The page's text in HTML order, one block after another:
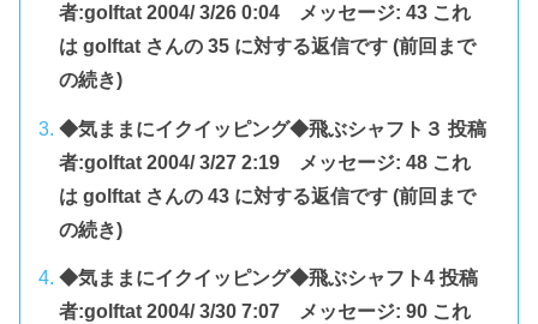
者:golftat 2004/ 3/26 0:04 メッセージ: 43 これ
は golftat さんの 35 に対する返信です (前回まで
の続き)
◆気ままにイクイッピング◆飛ぶシャフト３ 投稿
者:golftat 2004/ 3/27 2:19 メッセージ: 48 これ
は golftat さんの 43 に対する返信です (前回まで
の続き)
◆気ままにイクイッピング◆飛ぶシャフト4 投稿
者:golftat 2004/ 3/30 7:07 メッセージ: 90 これ